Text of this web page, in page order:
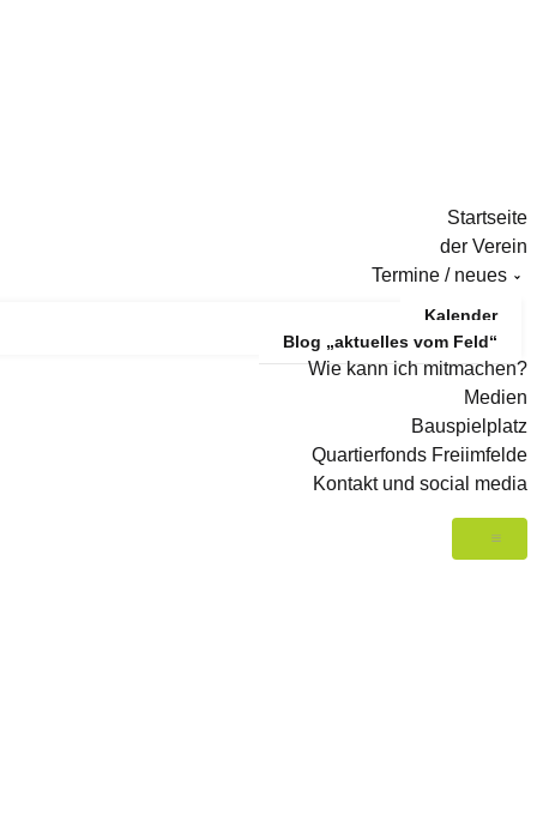
Startseite
der Verein
Termine / neues
Kalender
Blog „aktuelles vom Feld“
Wie kann ich mitmachen?
Medien
Bauspielplatz
Quartierfonds Freiimfelde
Kontakt und social media